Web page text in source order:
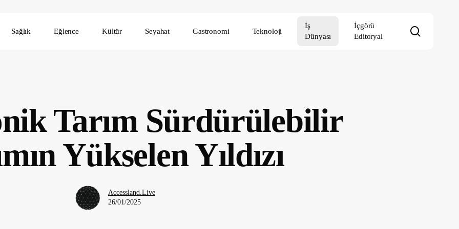
Sağlık Eğlence Kültür Seyahat Gastronomi Teknoloji
İş
Dünyası
İçgörü
Editoryal
Tarım Sürdürülebilir
Yükselen Yıldızı
Accessland.Live
26/01/2025